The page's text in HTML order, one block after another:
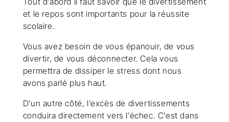
et le repos sont importants pour la réussite
scolaire.
Vous avez besoin de vous épanouir, de vous
divertir, de vous déconnecter. Cela vous
permettra de dissiper le stress dont nous
avons parlé plus haut.
D’un autre côté, l’excès de divertissements
conduira directement vers l’échec. C’est dans